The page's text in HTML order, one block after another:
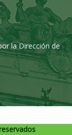
la Dirección de